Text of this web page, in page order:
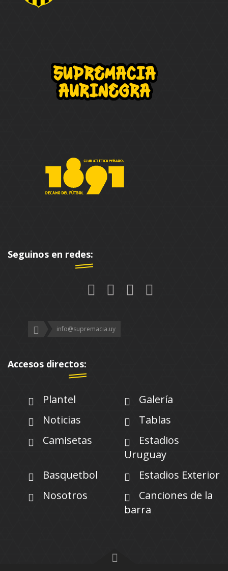
Seguinos en redes:
info@supremacia.uy
Accesos directos:
Plantel
Galería
Noticias
Tablas
Camisetas
Estadios
Uruguay
Basquetbol
Estadios Exterior
Nosotros
Canciones de la
barra